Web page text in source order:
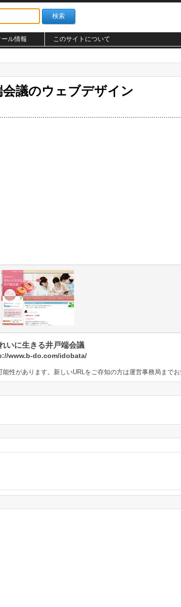
ール情報 このサイトについて
議のウェブデザイン
いに生きる井戸端会議
www.b-do.com/idobata/
性があります。新しいURLをご存知の方は運営事務局まで